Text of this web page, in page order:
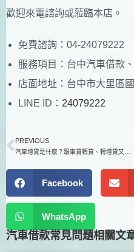
歡迎來電諮詢或蒞臨本店。
免費諮詢：04-24079222
服務項目：台中汽車借款、
店面地址：台中市大里區
LINE ID： 24079222
PREVIOUS
Facebook
WhatsApp
汽車借款常見問題相關文